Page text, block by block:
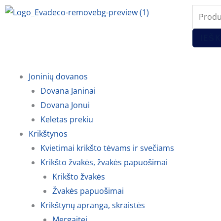
Pereiti
search
Joninių dovanos
Dovana Janinai
Dovana Jonui
Keletas prekiu
Krikštynos
Kvietimai krikšto tėvams ir svečiams
Krikšto žvakės, žvakės papuošimai
Krikšto žvakės
Žvakės papuošimai
Krikštynų apranga, skraistės